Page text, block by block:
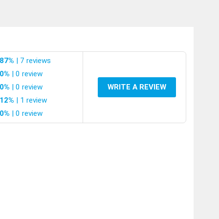
chặt
87% | 7 reviews
0% | 0 review
0% | 0 review
12% | 1 review
0% | 0 review
WRITE A REVIEW